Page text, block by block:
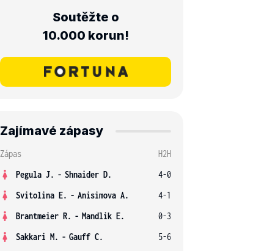
Soutěžte o
10.000 korun!
Zajímavé zápasy
Zápas
H2H
Pegula J. - Shnaider D.
4-0
Svitolina E. - Anisimova A.
4-1
Brantmeier R. - Mandlik E.
0-3
Sakkari M. - Gauff C.
5-6